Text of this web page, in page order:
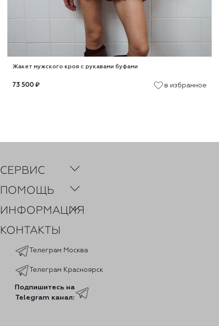
Жакет мужского кроя с рукавами буфами
73 500 ₽ в избранное
СЕРВИС
ПОМОЩЬ
ИНФОРМАЦИЯ
КОНТАКТЫ
Телеграм Москва
Телеграм Красноярск
Подпишитесь на
Telegram канал: